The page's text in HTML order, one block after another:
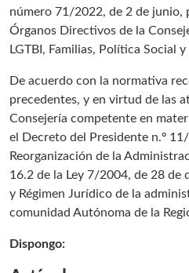
número 71/2022, de 2 de junio,
Órganos Directivos de la
LGTBI, Familias, Política Social
De acuerdo con la normativa
precedentes, y en virtud de las
Consejería competente en
el Decreto del Presidente n.º
Reorganización de la
16.2 de la Ley 7/2004, de 28 de
y Régimen Jurídico de la
comunidad Autónoma de la
Dispongo: